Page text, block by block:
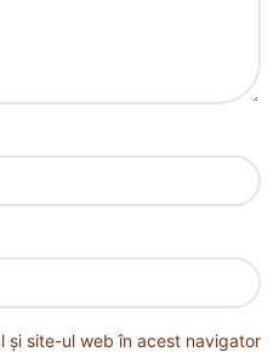
și site-ul web în acest navigator